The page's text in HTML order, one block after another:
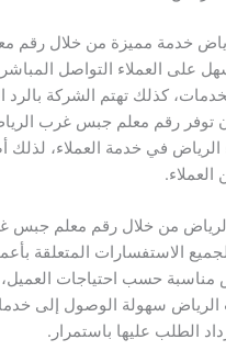
خدمة مميزة من خلال رقم
على العملاء التواصل
كذلك تهتم الشركة بالرد
توفر رقم معلم جبس غرب
الرياض في خدمة العملاء،
العملاء.
من خلال رقم معلم جبس
الاستفسارات المتعلقة
مناسبة حسب احتياجات
سهولة الوصول إلى
الطلب عليها باستمرار.